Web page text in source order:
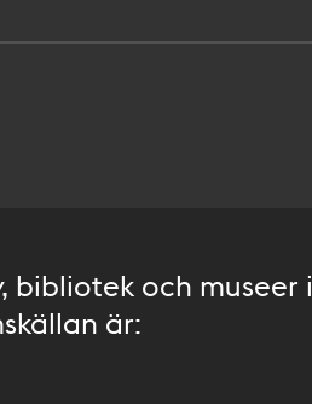
bibliotek och museer i
är: